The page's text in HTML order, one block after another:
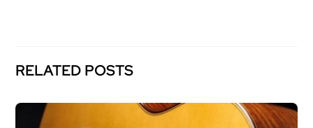
RELATED POSTS